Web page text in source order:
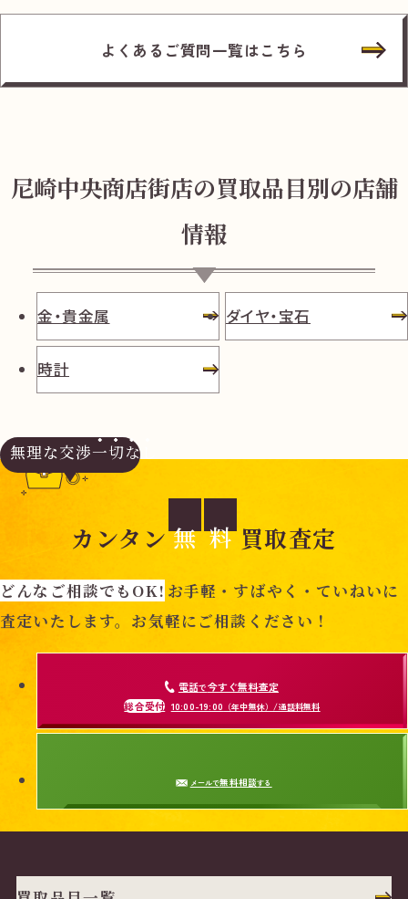
よくあるご質問一覧はこちら
尼崎中央商店街店の買取品目別の店舗
情報
金・貴金属 ダイヤ・宝石
時計
無理な交渉一切なし
カンタン 無 料 買取査定
どんなご相談でもOK! お手軽・すばやく・ていねいに
査定いたします。お気軽にご相談ください！
電話で今すぐ無料査定
総合受付 10:00-19:00 （年中無休）/通話料無料
メールで無料相談する